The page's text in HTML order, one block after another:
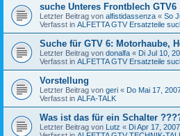
suche Unteres Frontblech GTV6
Letzter Beitrag von alfistidassenza « So
Verfasst in ALFETTA GTV Ersatzteile
Suche für GTV 6: Motorhaube,
Letzter Beitrag von donalfa « Di Jul 10,
Verfasst in ALFETTA GTV Ersatzteile
Vorstellung
Letzter Beitrag von geri « Do Mai 17,
Verfasst in ALFA-TALK
Was ist das für ein Schalter
Letzter Beitrag von Lutz « Di Apr 17,